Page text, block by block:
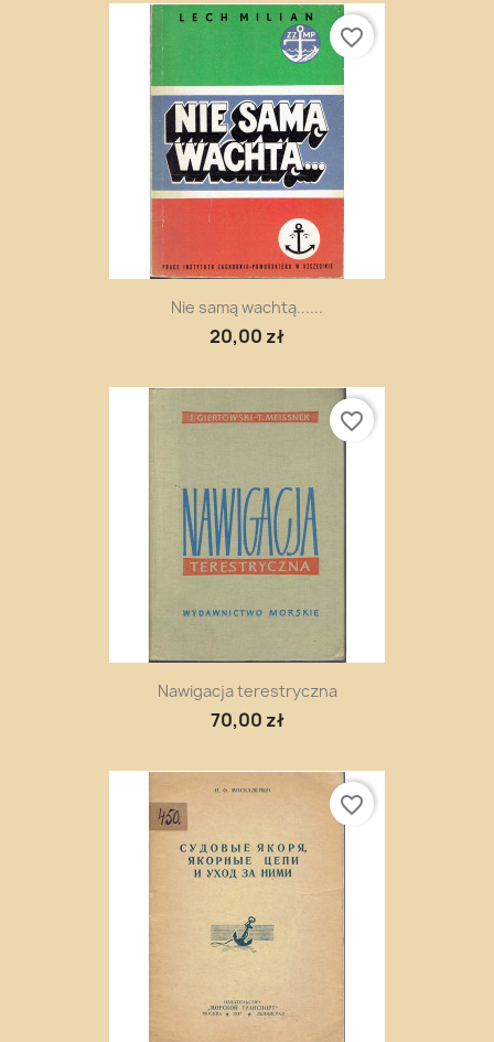
Nie samą wachtą......
20,00 zł
favorite_border
Nawigacja terestryczna
70,00 zł
favorite_border
favorite_border